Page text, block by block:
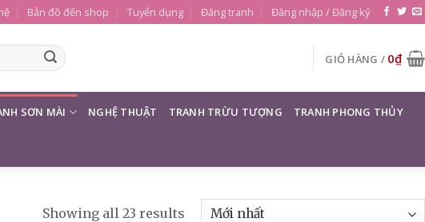
Bản đồ đến shop Tuyển dụng Đăng tranh Đăng nhập / Đăng ký
GIỎ HÀNG / 0₫
SƠN MÀI NGHỆ THUẬT TRANH TRỪU TƯỢNG TRANH PHONG THỦY
Showing all 23 results